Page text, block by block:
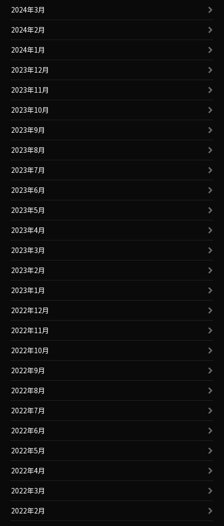
2024年3月
2024年2月
2024年1月
2023年12月
2023年11月
2023年10月
2023年9月
2023年8月
2023年7月
2023年6月
2023年5月
2023年4月
2023年3月
2023年2月
2023年1月
2022年12月
2022年11月
2022年10月
2022年9月
2022年8月
2022年7月
2022年6月
2022年5月
2022年4月
2022年3月
2022年2月